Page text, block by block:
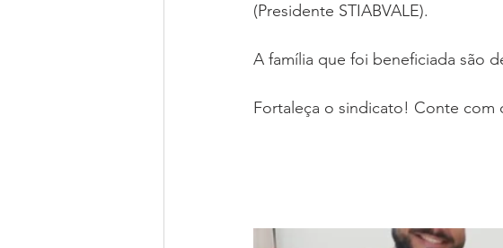
(Presidente STIABVALE).
A família que foi beneficiada são
Fortaleça o sindicato! Conte com